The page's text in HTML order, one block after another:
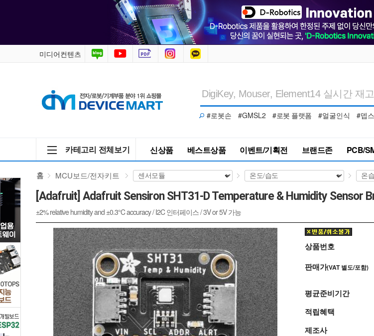
SHT31-
Temperature
Humidity
Sensor
Breakout
[ada-
2857]
/
MCU
보
드/
미디어컨텐츠
#로봇손 #GMSL2 #로봇 플랫폼 #얼굴인식 #뎁
카테고리 전체보기 신상품 베스트상품 이벤트/기획전 브랜드존 PCB/
홈 MCU보드/전자키트
[Adafruit] Adafruit Sensiron SHT31-D Temperature & Humidity Sensor
±2% relative humidity and ±0.3°C accuracy / I2C 인터페이스 / 3V or 5V 가능
상품번호
판매가(VAT 별도/포함)
평균준비기간
적립혜택
제조사